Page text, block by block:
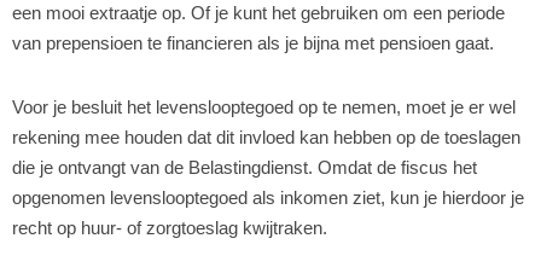
een mooi extraatje op. Of je kunt het gebruiken om een periode
van prepensioen te financieren als je bijna met pensioen gaat.
Voor je besluit het levenslooptegoed op te nemen, moet je er wel
rekening mee houden dat dit invloed kan hebben op de toeslagen
die je ontvangt van de Belastingdienst. Omdat de fiscus het
opgenomen levenslooptegoed als inkomen ziet, kun je hierdoor je
recht op huur- of zorgtoeslag kwijtraken.